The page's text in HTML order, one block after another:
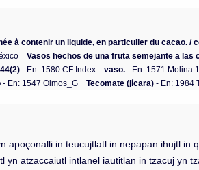
à contenir un liquide, en particulier du cacao.
Vasos hechos de una fruta semejante a las
- En: 1580 CF Index vaso. - En: 1571 Molina 1
- En: 1547 Olmos_G Tecomate (jícara) - En: 1984
in teucujtlatl in nepapan ihujtl
yn atzaccaiutl intlanel iautitlan in tzacuj yn